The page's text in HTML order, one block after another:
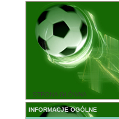
STRONA GŁÓWNA
INFORMACJE OGÓLNE